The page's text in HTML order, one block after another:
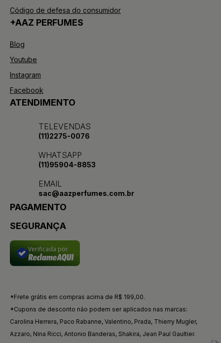
Código de defesa do consumidor
+AAZ PERFUMES
Blog
Youtube
Instagram
Facebook
ATENDIMENTO
TELEVENDAS
(11)2275-0076
WHATSAPP
(11)95904-8853
EMAIL
sac@aazperfumes.com.br
PAGAMENTO
SEGURANÇA
Verificada por
*Frete grátis em compras acima de R$ 199,00.
*Cupons de desconto não podem ser aplicados nas marcas:
Carolina Herrera, Paco Rabanne, Valentino, Prada, Thierry Mugler,
Azzaro, Nina Ricci, Antonio Banderas, Shakira, Jean Paul Gaultier.